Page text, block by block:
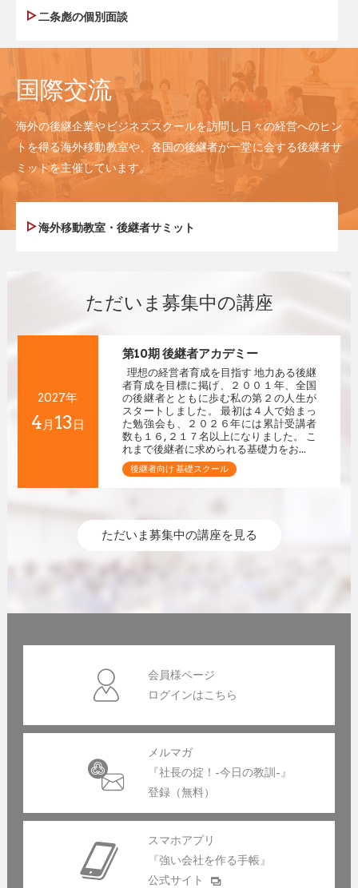
二条彪の個別面談
国際交流
海外の後継企業やビジネススクールを訪問し日々の経営へのヒン
トを得る海外移動教室や、各国の後継者が一堂に会する後継者サ
ミットを主催しています。
海外移動教室・後継者サミット
ただいま募集中の講座
2027年
4月 13日
第10期 後継者アカデミー
理想の経営者育成を目指す 地力ある後継
者育成を目標に掲げ、２００１年、全国
の後継者とともに歩む私の第２の人生が
スタートしました。 最初は４人で始まっ
た勉強会も、２０２６年には累計受講者
数も１６,２１７名以上になりました。 こ
れまで後継者に求められる基礎力をお...
後継者向け 基礎スクール
ただいま募集中の講座を見る
会員様ページ
ログインはこちら
メルマガ
『社長の掟！-今日の教訓-』
登録（無料）
スマホアプリ
『強い会社を作る手帳』
公式サイト